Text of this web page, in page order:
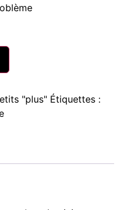
"plus" Étiquettes :